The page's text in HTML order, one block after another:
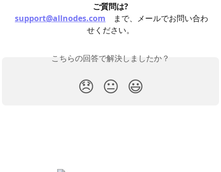
ご質問は?
support@allnodes.com
まで、メールでお問い合わ
せください。
こちらの回答で解決しましたか？
😞 😐 😃